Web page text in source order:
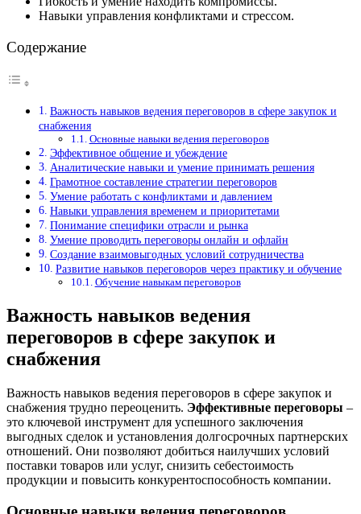
Навыки управления конфликтами и стрессом.
Содержание
Важность навыков ведения переговоров в сфере закупок и
снабжения
Основные навыки ведения переговоров
Эффективное общение и убеждение
Аналитические навыки и умение принимать решения
Грамотное составление стратегии переговоров
Умение работать с конфликтами и давлением
Навыки управления временем и приоритетами
Понимание специфики отрасли и рынка
Умение проводить переговоры онлайн и офлайн
Создание взаимовыгодных условий сотрудничества
Развитие навыков переговоров через практику и обучение
Обучение навыкам переговоров
Важность навыков ведения
переговоров в сфере закупок и
снабжения
Важность навыков ведения переговоров в сфере закупок и
снабжения трудно переоценить. Эффективные переговоры –
это ключевой инструмент для успешного заключения
выгодных сделок и установления долгосрочных партнерских
отношений. Они позволяют добиться наилучших условий
поставки товаров или услуг, снизить себестоимость
продукции и повысить конкурентоспособность компании.